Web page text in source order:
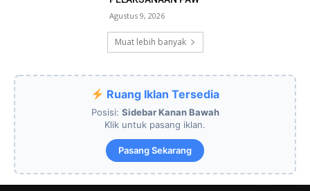
Agustus 9, 2026
Muat lebih banyak
Ruang Iklan Tersedia
Posisi: Sidebar Kanan Bawah
Klik untuk pasang iklan.
Pasang Sekarang